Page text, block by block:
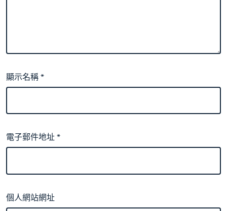
顯示名稱*
電子郵件地址*
個人網站網址